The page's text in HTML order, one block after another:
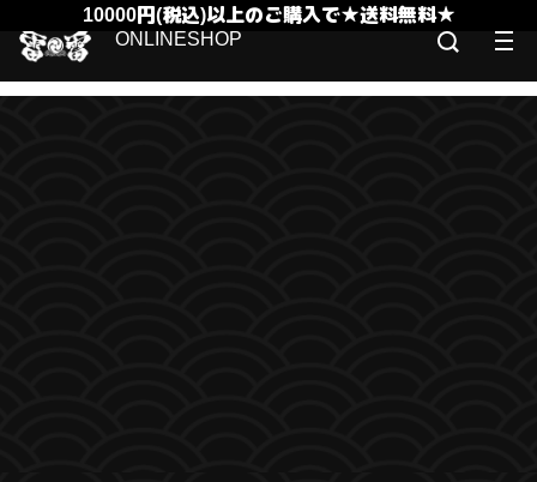
10000円(税込)以上のご購入で★送料無料★
ONLINESHOP